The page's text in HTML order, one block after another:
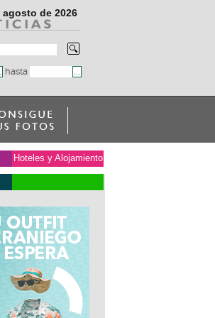
agosto de 2026
hasta
Hoteles y Alojamiento